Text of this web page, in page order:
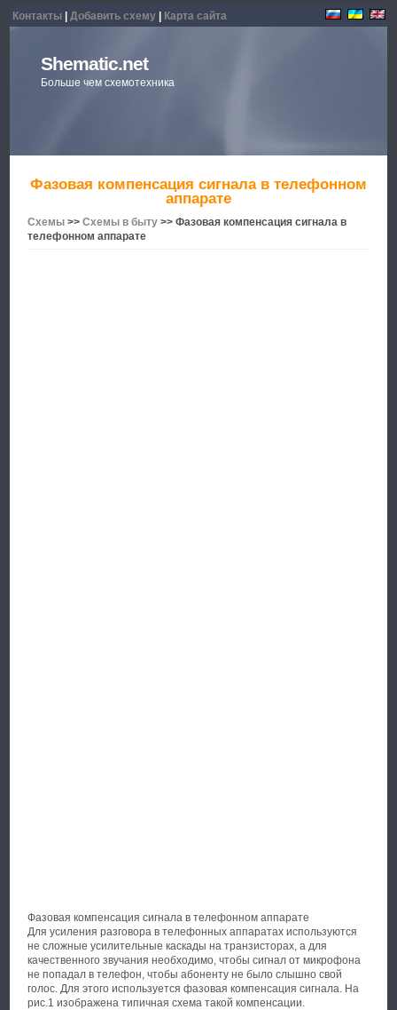
Контакты |Добавить схему Карта сайта
Shematic.net
Больше чем схемотехника
Фазовая компенсация сигнала в телефонном
аппарате
Схемы >>Схемы в быту >> Фазовая компенсация сигнала в
телефонном аппарате
Фазовая компенсация сигнала в телефонном аппарате
Для усиления разговора в телефонных аппаратах используются
не сложные усилительные каскады на транзисторах, а для
качественного звучания необходимо, чтобы сигнал от микрофона
не попадал в телефон, чтобы абоненту не было слышно свой
голос. Для этого используется фазовая компенсация сигнала. На
рис.1 изображена типичная схема такой компенсации.